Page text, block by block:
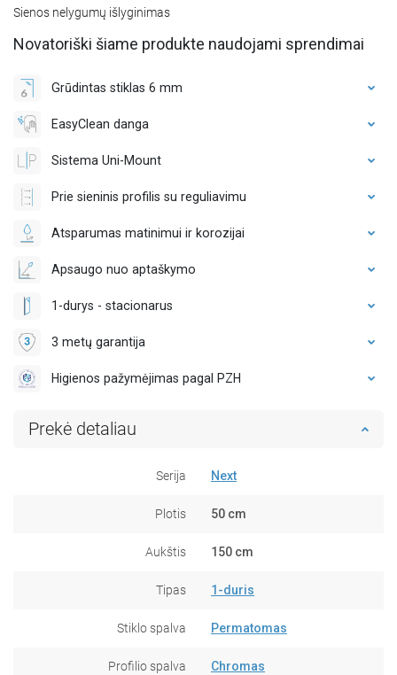
Sienos nelygumų išlyginimas
Novatoriški šiame produkte naudojami sprendimai
Grūdintas stiklas 6 mm
EasyClean danga
Sistema Uni-Mount
Prie sieninis profilis su reguliavimu
Atsparumas matinimui ir korozijai
Apsaugo nuo aptaškymo
1-durys - stacionarus
3 metų garantija
Higienos pažymėjimas pagal PZH
Prekė detaliau
Serija Next
Plotis 50 cm
Aukštis 150 cm
Tipas 1-duris
Stiklo spalva Permatomas
Profilio spalva Chromas